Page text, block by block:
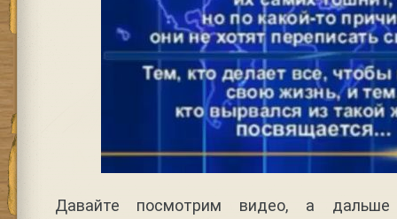
Давайте посмотрим видео, а дальше